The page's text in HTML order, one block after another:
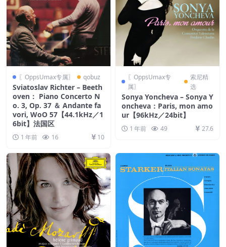
〖OppsUmax专属〗 qobuz
Sviatoslav Richter – Beeth
oven： Piano Concerto N
o. 3, Op. 37 ＆ Andante fa
vori, WoO 57【44.1kHz／1
6bit】法国区
1 年前 16 10
〖OppsUmax专
属〗
索尼精
选
Sonya Yoncheva – Sonya Y
oncheva：Paris, mon amo
ur【96kHz／24bit】
1 年前 49 27.6